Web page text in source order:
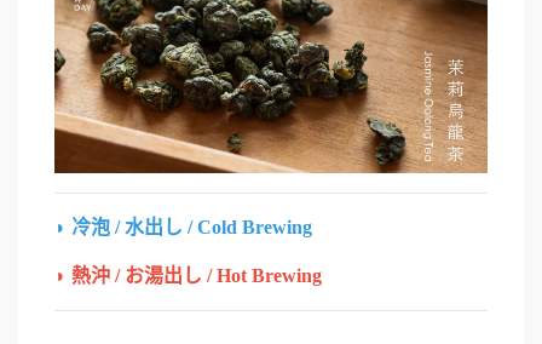
◗ 冷泡 / 水出し / Cold Brewing
◗ 熱沖 / お湯出し / Hot Brewing